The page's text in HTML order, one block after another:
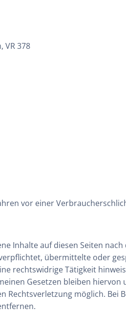
VR 378
vor einer
Inhalte auf diesen Seiten
übermittelte oder
rechtswidrige Tätigkeit
Gesetzen bleiben
möglich. Bei